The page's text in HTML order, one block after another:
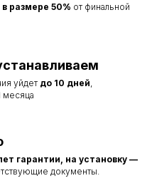
в размере 50% от финальной
уйдет до 10 дней
месяца
гарантии, на установку —
документы.